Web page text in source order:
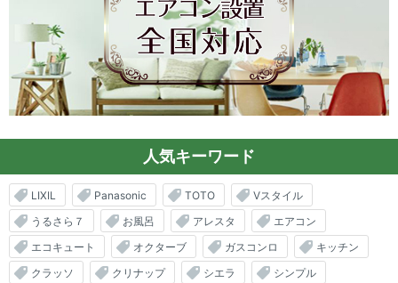
人気キーワード
LIXIL Panasonic TOTO
Vスタイル
うるさら７
お風呂 アレスタ
エアコン
エコキュート
オクターブ ガスコンロ
キッチン
クラッソ
クリナップ シエラ
シンプル